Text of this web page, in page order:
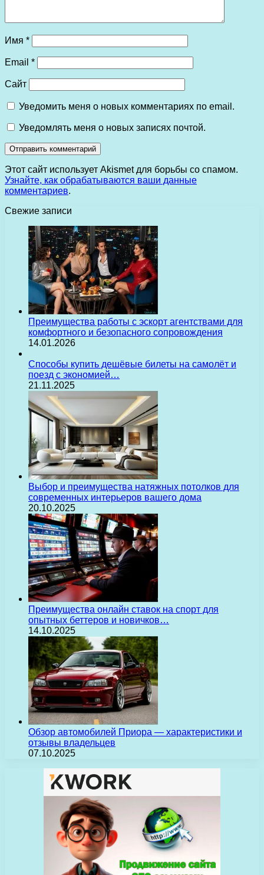
Имя *
Email *
Сайт
Уведомить меня о новых комментариях по email.
Уведомлять меня о новых записях почтой.
Этот сайт использует Akismet для борьбы со спамом.
Узнайте, как обрабатываются ваши данные
комментариев.
Свежие записи
Преимущества работы с эскорт агентствами для
комфортного и безопасного сопровождения
14.01.2026
Способы купить дешёвые билеты на самолёт и
поезд с экономией…
21.11.2025
Выбор и преимущества натяжных потолков для
современных интерьеров вашего дома
20.10.2025
Преимущества онлайн ставок на спорт для
опытных беттеров и новичков…
14.10.2025
Обзор автомобилей Приора — характеристики и
отзывы владельцев
07.10.2025